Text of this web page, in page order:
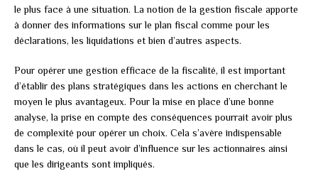
le plus face à une situation. La notion de la gestion fiscale apporte
à donner des informations sur le plan fiscal comme pour les
déclarations, les liquidations et bien d’autres aspects.
Pour opérer une gestion efficace de la fiscalité, il est important
d’établir des plans stratégiques dans les actions en cherchant le
moyen le plus avantageux. Pour la mise en place d’une bonne
analyse, la prise en compte des conséquences pourrait avoir plus
de complexité pour opérer un choix. Cela s’avère indispensable
dans le cas, où il peut avoir d’influence sur les actionnaires ainsi
que les dirigeants sont impliqués.